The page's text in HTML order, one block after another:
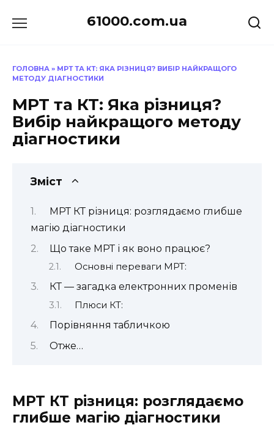
до
61000.com.ua
ГОЛОВНА » МРТ ТА КТ: ЯКА РІЗНИЦЯ? ВИБІР НАЙКРАЩОГО
МЕТОДУ ДІАГНОСТИКИ
МРТ та КТ: Яка різниця?
Вибір найкращого методу
діагностики
Зміст
МРТ КТ різниця: розглядаємо глибше
магію діагностики
Що таке МРТ і як воно працює?
Основні переваги МРТ:
КТ — загадка електронних променів
Плюси КТ:
Порівняння табличкою
Отже…
МРТ КТ різниця: розглядаємо
глибше магію діагностики